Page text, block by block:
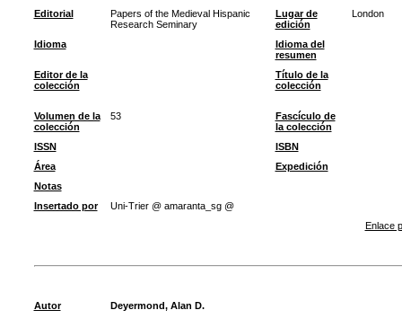
Editorial
Papers of the Medieval Hispanic
Research Seminary
Lugar de
edición
London
Idioma
Idioma del
resumen
Editor de la
colección
Título de la
colección
Volumen de la
colección
53
Fascículo de
la colección
ISSN
ISBN
Área
Expedición
Notas
Insertado por
Uni-Trier @ amaranta_sg @
Enlace
Autor
Deyermond, Alan D.